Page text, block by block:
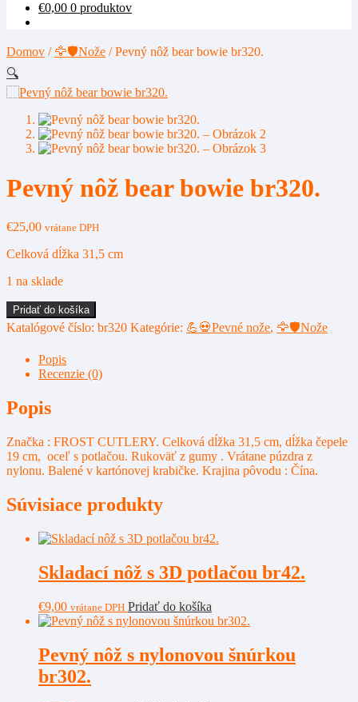
€0,00 0 produktov
Domov / 🦅🛡️Nože /Pevný nôž bear bowie br320.
🔍
Pevný nôž bear bowie br320.
€25,00 vrátane DPH
Celková dĺžka 31,5 cm
1 na sklade
množstvo
Pevný
nôž
bowie
br320.
Pridať do košíka
Katalógové číslo: br320 Kategórie: 💪💀Pevné nože, 🦅🛡️Nože
Popis
Recenzie (0)
Popis
Značka : FROST CUTLERY. Celková dĺžka 31,5 cm, dĺžka čepele
19 cm, oceľ s potlačou. Rukoväť z gumy . Vrátane púzdra z
nylonu. Balené v kartónovej krabičke. Krajina pôvodu : Čína.
Súvisiace produkty
Skladací nôž s 3D potlačou br42.
€9,00 vrátane DPH Pridať do košíka
Pevný nôž s nylonovou šnúrkou
br302.